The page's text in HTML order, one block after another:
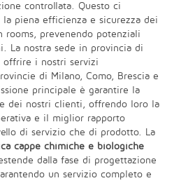
controllata. Questo ci
la piena efficienza e sicurezza dei
rooms, prevenendo potenziali
La nostra sede in provincia di
offrire i nostri servizi
di Milano, Como, Brescia e
principale è garantire la
dei nostri clienti, offrendo loro la
e il miglior rapporto
di servizio che di prodotto. La
cappe chimiche e biologiche
dalla fase di progettazione
un servizio completo e